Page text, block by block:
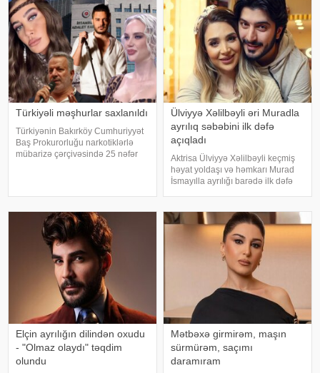
maraqla qarşılanıb. Həmi
Türkiyəli məşhurlar saxlanıldı
Türkiyənin Bakırköy Cumhuriyyət
Baş Prokurorluğu narkotiklərlə
mübarizə çərçivəsində 25 nəfər
sahiblərinin olduğu bildirilib.
Əməliyya
Ülviyyə Xəlilbəyli əri Muradla
ayrılıq səbəbini ilk dəfə
açıqladı
Aktrisa Ülviyyə Xəlilbəyli keçmiş
həyat yoldaşı və həmkarı Murad
İsmayılla ayrılığı barədə ilk dəfə
"YouTube" kanalında yayımlanan
müsahibəsində danışıb
Elçin ayrılığın dilindən oxudu
- "Olmaz olaydı" təqdim
olundu
Mətbəxə girmirəm, maşın
sürmürəm, saçımı
daramıram